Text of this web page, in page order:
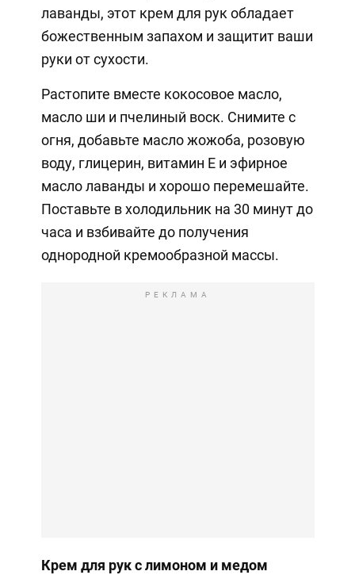
лаванды, этот крем для рук обладает
божественным запахом и защитит ваши
руки от сухости.
Растопите вместе кокосовое масло,
масло ши и пчелиный воск. Снимите с
огня, добавьте масло жожоба, розовую
воду, глицерин, витамин Е и эфирное
масло лаванды и хорошо перемешайте.
Поставьте в холодильник на 30 минут до
часа и взбивайте до получения
однородной кремообразной массы.
РЕКЛАМА
Крем для рук с лимоном и медом